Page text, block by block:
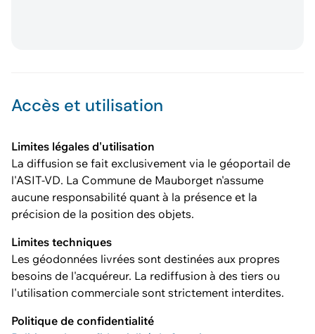
Accès et utilisation
Limites légales d'utilisation
La diffusion se fait exclusivement via le géoportail de
l'ASIT-VD. La Commune de Mauborget n'assume
aucune responsabilité quant à la présence et la
précision de la position des objets.
Limites techniques
Les géodonnées livrées sont destinées aux propres
besoins de l'acquéreur. La rediffusion à des tiers ou
l'utilisation commerciale sont strictement interdites.
Politique de confidentialité